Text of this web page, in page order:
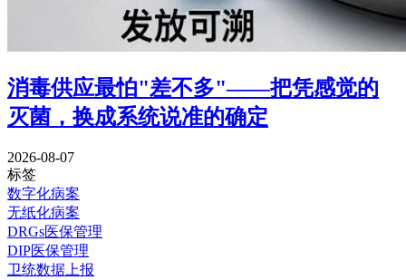
消毒供应最怕"差不多"——把凭感觉的
灭菌，换成系统说准的确定
2026-08-07
标签
数字化病案
无纸化病案
DRGs医保管理
DIP医保管理
卫统数据上报